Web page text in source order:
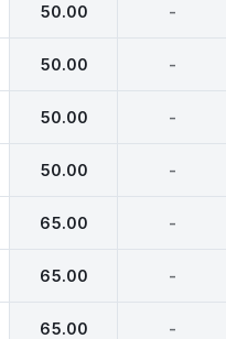
50.00 -
50.00 -
50.00 -
50.00 -
65.00 -
65.00 -
65.00 -